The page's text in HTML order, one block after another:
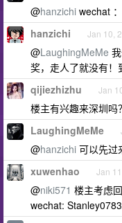
@hanzichi wechat
hanzichi Jan 10,
@LaughingMeMe
奖，走人了就没有！
qijiezhizhu Jan
楼主有兴趣来深圳吗
LaughingMeMe
@hanzichi 可以先过
xuwenhao Jan
@niki571 楼主考虑
wechat: